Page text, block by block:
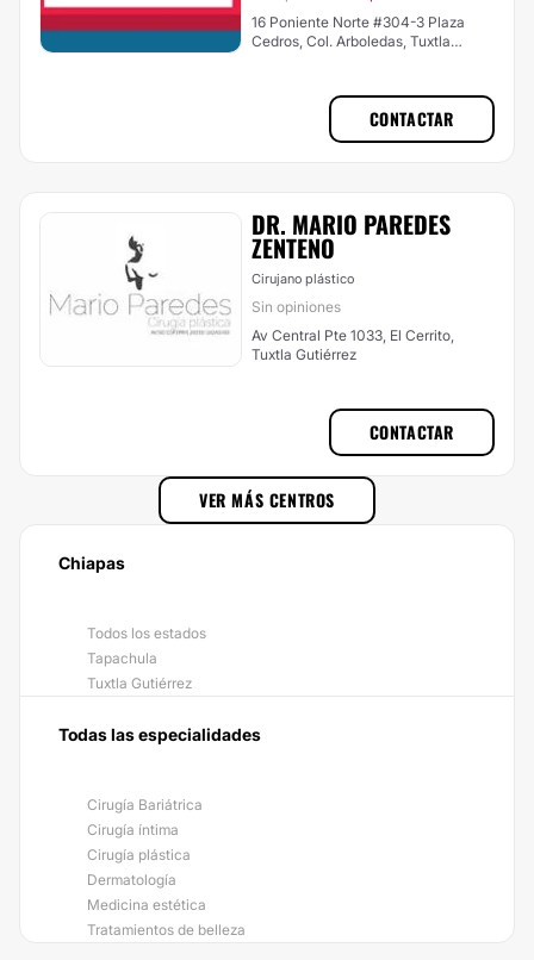
16 Poniente Norte #304-3 Plaza
Cedros, Col. Arboledas, Tuxtla
CONTACTAR
DR. MARIO PAREDES
ZENTENO
Cirujano plástico
Sin opiniones
Av Central Pte 1033, El Cerrito,
Tuxtla Gutiérrez
CONTACTAR
VER MÁS CENTROS
Chiapas
Todos los estados
Tapachula
Tuxtla Gutiérrez
Todas las especialidades
Cirugía Bariátrica
Cirugía íntima
Cirugía plástica
Dermatología
Medicina estética
Tratamientos de belleza